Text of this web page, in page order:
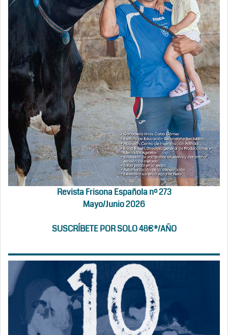
Revista Frisona Española nº 273
Mayo/Junio 2026
SUSCRÍBETE POR SOLO 48€*/AÑO